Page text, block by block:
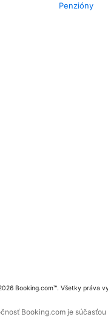
Penzióny
Booking.com™. Všetky práva
Booking.com je